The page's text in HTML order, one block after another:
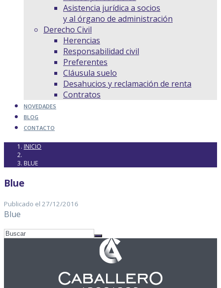
Asistencia jurídica a socios
y al órgano de administración
Derecho Civil
Herencias
Responsabilidad civil
Preferentes
Cláusula suelo
Desahucios y reclamación de renta
Contratos
NOVEDADES
BLOG
CONTACTO
INICIO
BLUE
Blue
Publicado el 27/12/2016
Blue